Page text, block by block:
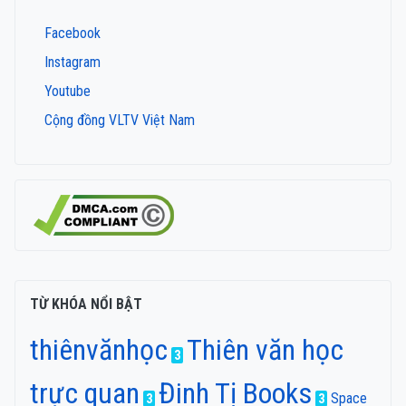
Facebook
Instagram
Youtube
Cộng đồng VLTV Việt Nam
TỪ KHÓA NỔI BẬT
thiênvănhọc 3 Thiên văn học
trực quan
3 Đinh Tị Books 3 Space